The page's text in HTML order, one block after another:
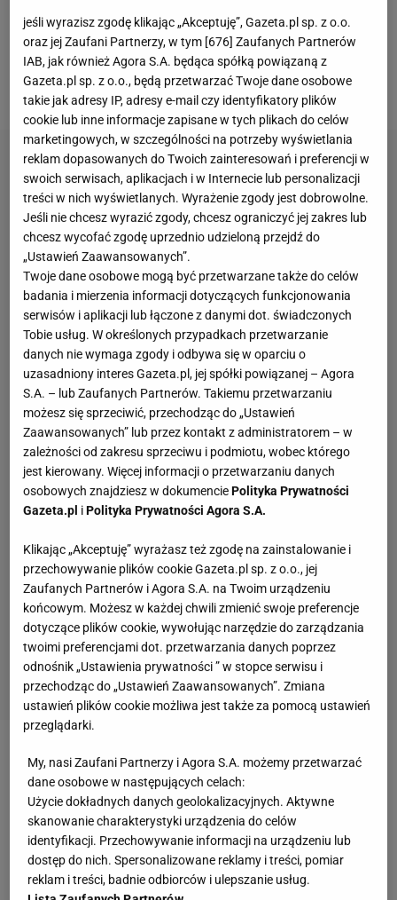
Białorusinka wygrała starcie gładko, rozstrzygając
jego losy w godzinę i 23 minuty, choć obie
zawodniczki musiały długo się naczekać, zanim w
ogóle weszły na kort.
Zobacz wideoNajman odpowiada na zaczepki.
"Żeby jeszcze za to płacili"
Awaria przed półfinałem Indian Wells.
Organizatorzy walczyli z nagłośnieniem i hawk
eyem, ale zawodniczki cierpliwie czekały
jeśli wyrazisz zgodę klikając „Akceptuję”, Gazeta.pl sp. z o.o.
oraz jej Zaufani Partnerzy, w tym [676] Zaufanych Partnerów
IAB, jak również Agora S.A. będąca spółką powiązaną z
Gazeta.pl sp. z o.o., będą przetwarzać Twoje dane osobowe
takie jak adresy IP, adresy e-mail czy identyfikatory plików
cookie lub inne informacje zapisane w tych plikach do celów
marketingowych, w szczególności na potrzeby wyświetlania
reklam dopasowanych do Twoich zainteresowań i preferencji w
swoich serwisach, aplikacjach i w Internecie lub personalizacji
treści w nich wyświetlanych. Wyrażenie zgody jest dobrowolne.
Jeśli nie chcesz wyrazić zgody, chcesz ograniczyć jej zakres lub
chcesz wycofać zgodę uprzednio udzieloną przejdź do
„Ustawień Zaawansowanych”.
Twoje dane osobowe mogą być przetwarzane także do celów
badania i mierzenia informacji dotyczących funkcjonowania
serwisów i aplikacji lub łączone z danymi dot. świadczonych
Tobie usług. W określonych przypadkach przetwarzanie
danych nie wymaga zgody i odbywa się w oparciu o
uzasadniony interes Gazeta.pl, jej spółki powiązanej – Agora
S.A. – lub Zaufanych Partnerów. Takiemu przetwarzaniu
możesz się sprzeciwić, przechodząc do „Ustawień
Zaawansowanych” lub przez kontakt z administratorem – w
zależności od zakresu sprzeciwu i podmiotu, wobec którego
jest kierowany. Więcej informacji o przetwarzaniu danych
osobowych znajdziesz w dokumenciePolityka Prywatności
Gazeta.pl iPolityka Prywatności Agora S.A.
Klikając „Akceptuję” wyrażasz też zgodę na zainstalowanie i
przechowywanie plików cookie Gazeta.pl sp. z o.o., jej
Zaufanych Partnerów i Agora S.A. na Twoim urządzeniu
końcowym. Możesz w każdej chwili zmienić swoje preferencje
dotyczące plików cookie, wywołując narzędzie do zarządzania
twoimi preferencjami dot. przetwarzania danych poprzez
odnośnik „Ustawienia prywatności ” w stopce serwisu i
przechodząc do „Ustawień Zaawansowanych”. Zmiana
ustawień plików cookie możliwa jest także za pomocą ustawień
przeglądarki.
My, nasi Zaufani Partnerzy i Agora S.A. możemy przetwarzać
dane osobowe w następujących celach:
Użycie dokładnych danych geolokalizacyjnych. Aktywne
skanowanie charakterystyki urządzenia do celów
identyfikacji. Przechowywanie informacji na urządzeniu lub
dostęp do nich. Spersonalizowane reklamy i treści, pomiar
reklam i treści, badnie odbiorców i ulepszanie usług.